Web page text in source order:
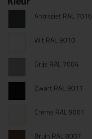
Antraciet RAL 7016
Wit RAL 9010
Grijs RAL 7004
Zwart RAL 9011
Creme RAL 9001
Bruin RAL 8007